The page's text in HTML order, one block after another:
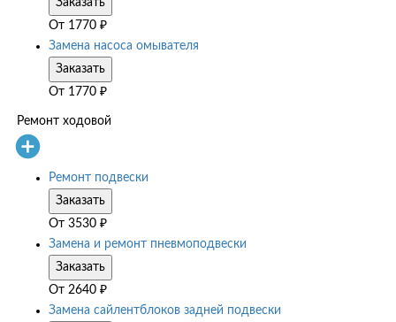
Заказать
От 1770 ₽
Замена насоса омывателя
Заказать
От 1770 ₽
Ремонт ходовой
Ремонт подвески
Заказать
От 3530 ₽
Замена и ремонт пневмоподвески
Заказать
От 2640 ₽
Замена сайлентблоков задней подвески